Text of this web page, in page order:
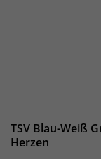
TSV Blau-Weiß
Herzen